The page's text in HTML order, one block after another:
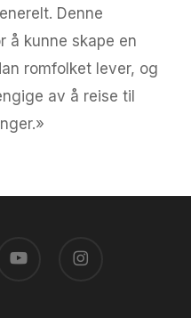
Denne
å kunne skape en
romfolket lever, og
av å reise til